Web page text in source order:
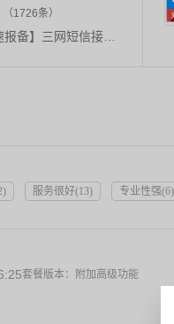
（1726条）
【7年老店】【专享签名快速报备】三网短信接口验证码，电信移动联通短信服务，适用于验证码短信、触发短信提醒等应用，发送稳定，服务周全。【联系客服添加自己的签名】【三网短信接口、短信验证码、三网短信接口验证码、数字藏品、短信群发、三网短信接口、验证码短信、短信接口、数藏平台注册、短信注册】《身份证实名认证、手机三要素实名认证、银行卡二、三、四要素实名认证》更多产品体验请往下翻到详情
) 服务很好(13) 专业性强(6)
套餐版本： 附加高级功能